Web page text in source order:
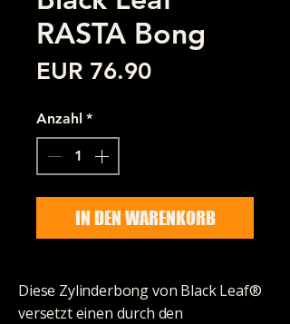
RASTA Bong
EUR 76.90Preis
Anzahl *
IN DEN WARENKORB
Diese Zylinderbong von Black Leaf®
versetzt einen durch den